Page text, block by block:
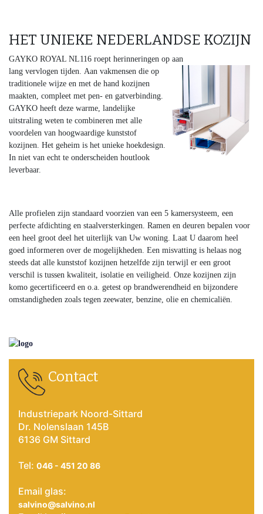
HET UNIEKE NEDERLANDSE KOZIJN
GAYKO ROYAL NL116 roept herinneringen op aan
lang vervlogen tijden. Aan vakmensen die op
traditionele wijze en met de hand kozijnen
maakten, compleet met pen- en gatverbinding.
GAYKO heeft deze warme, landelijke
uitstraling weten te combineren met alle
voordelen van hoogwaardige kunststof
kozijnen. Het geheim is het unieke hoekdesign.
In niet van echt te onderscheiden houtlook
leverbaar.
Alle profielen zijn standaard voorzien van een 5 kamersysteem, een
perfecte afdichting en staalversterkingen. Ramen en deuren bepalen voor
een heel groot deel het uiterlijk van Uw woning. Laat U daarom heel
goed informeren over de mogelijkheden. Een misvatting is helaas nog
steeds dat alle kunststof kozijnen hetzelfde zijn terwijl er een groot
verschil is tussen kwaliteit, isolatie en veiligheid. Onze kozijnen zijn
komo gecertificeerd en o.a. getest op brandwerendheid en bijzondere
omstandigheden zoals tegen zeewater, benzine, olie en chemicaliën.
Contact
Industriepark Noord-Sittard
Dr. Nolenslaan 145B
6136 GM Sittard
Tel: 046 - 451 20 86
Email glas:
salvino@salvino.nl